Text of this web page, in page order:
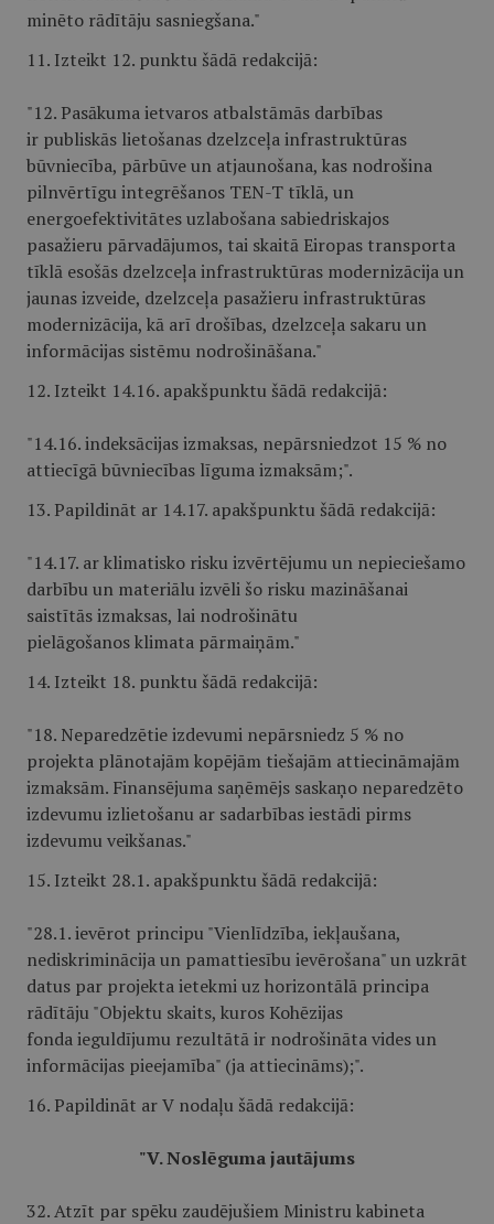
minēto rādītāju sasniegšana."
11. Izteikt 12. punktu šādā redakcijā:
"12. Pasākuma ietvaros atbalstāmās darbības
ir publiskās lietošanas dzelzceļa infrastruktūras
būvniecība, pārbūve un atjaunošana, kas nodrošina
pilnvērtīgu integrēšanos TEN-T tīklā, un
energoefektivitātes uzlabošana sabiedriskajos
pasažieru pārvadājumos, tai skaitā Eiropas transporta
tīklā esošās dzelzceļa infrastruktūras modernizācija un
jaunas izveide, dzelzceļa pasažieru infrastruktūras
modernizācija, kā arī drošības, dzelzceļa sakaru un
informācijas sistēmu nodrošināšana."
12. Izteikt 14.16. apakšpunktu šādā redakcijā:
"14.16. indeksācijas izmaksas, nepārsniedzot 15 % no
attiecīgā būvniecības līguma izmaksām;".
13. Papildināt ar 14.17. apakšpunktu šādā redakcijā:
"14.17. ar klimatisko risku izvērtējumu un nepieciešamo
darbību un materiālu izvēli šo risku mazināšanai
saistītās izmaksas, lai nodrošinātu
pielāgošanos klimata pārmaiņām."
14. Izteikt 18. punktu šādā redakcijā:
"18. Neparedzētie izdevumi nepārsniedz 5 % no
projekta plānotajām kopējām tiešajām attiecināmajām
izmaksām. Finansējuma saņēmējs saskaņo neparedzēto
izdevumu izlietošanu ar sadarbības iestādi pirms
izdevumu veikšanas."
15. Izteikt 28.1. apakšpunktu šādā redakcijā:
"28.1. ievērot principu "Vienlīdzība, iekļaušana,
nediskriminācija un pamattiesību ievērošana" un uzkrāt
datus par projekta ietekmi uz horizontālā principa
rādītāju "Objektu skaits, kuros Kohēzijas
fonda ieguldījumu rezultātā ir nodrošināta vides un
informācijas pieejamība" (ja attiecināms);".
16. Papildināt ar V nodaļu šādā redakcijā:
"V. Noslēguma jautājums
32. Atzīt par spēku zaudējušiem Ministru kabineta